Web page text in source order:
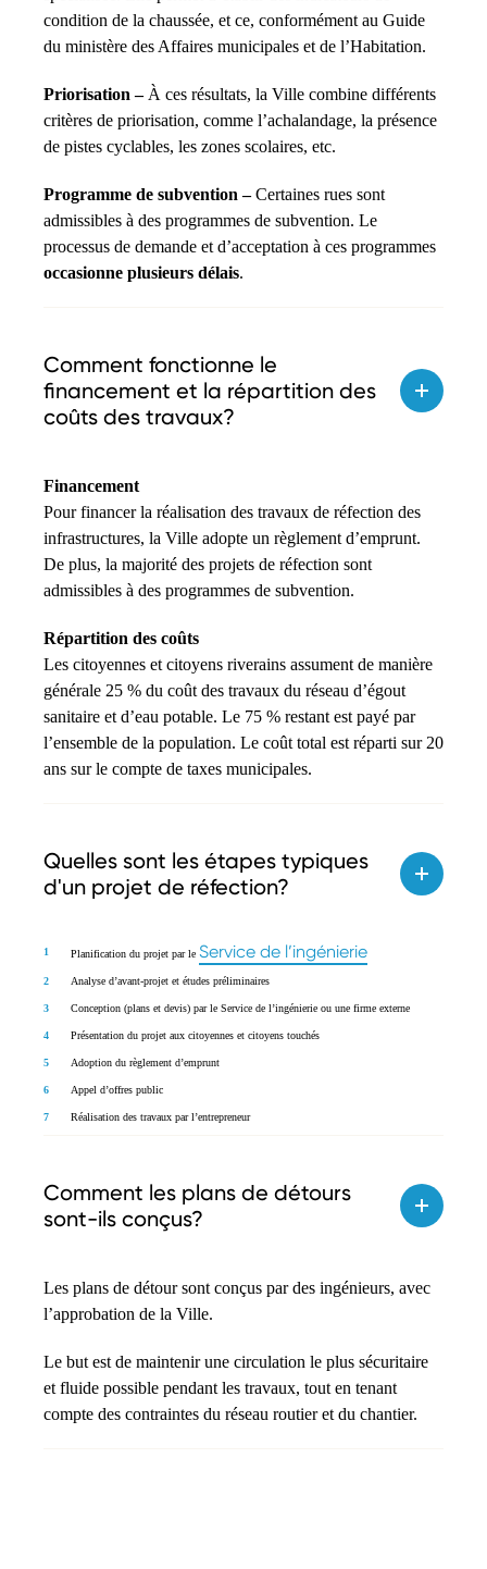
condition de la chaussée, et ce, conformément au Guide
du ministère des Affaires municipales et de l’Habitation.
Priorisation – À ces résultats, la Ville combine différents
critères de priorisation, comme l’achalandage, la présence
de pistes cyclables, les zones scolaires, etc.
Programme de subvention –Certaines rues sont
admissibles à des programmes de subvention. Le
processus de demande et d’acceptation à ces programmes
occasionne plusieurs délais.
Comment fonctionne le
financement et la répartition des
coûts des travaux?
Financement
Pour financer la réalisation des travaux de réfection des
infrastructures, la Ville adopte un règlement d’emprunt.
De plus, la majorité des projets de réfection sont
admissibles à des programmes de subvention.
Répartition des coûts
Les citoyennes et citoyens riverains assument de manière
générale 25 % du coût des travaux du réseau d’égout
sanitaire et d’eau potable. Le 75 % restant est payé par
l’ensemble de la population. Le coût total est réparti sur 20
ans sur le compte de taxes municipales.
Quelles sont les étapes typiques
d'un projet de réfection?
Planification du projet par le Service de l’ingénierie
Analyse d’avant-projet et études préliminaires
Conception (plans et devis) par le Service de l’ingénierie ou une firme externe
Présentation du projet aux citoyennes et citoyens touchés
Adoption du règlement d’emprunt
Appel d’offres public
Réalisation des travaux par l’entrepreneur
Comment les plans de détours
sont-ils conçus?
Les plans de détour sont conçus par des ingénieurs, avec
l’approbation de la Ville.
Le but est de maintenir une circulation le plus sécuritaire
et fluide possible pendant les travaux, tout en tenant
compte des contraintes du réseau routier et du chantier.